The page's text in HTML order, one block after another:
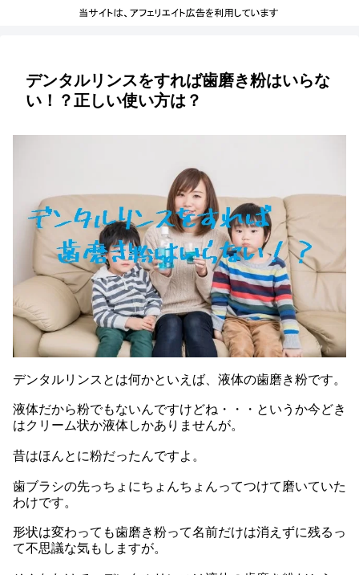
デンタルリンスをすれば歯磨き粉はいらな
い！？正しい使い方は？
デンタルリンスとは何かといえば、液体の歯磨き粉です。
液体だから粉でもないんですけどね・・・というか今どき
はクリーム状か液体しかありませんが。
昔はほんとに粉だったんですよ。
歯ブラシの先っちょにちょんちょんってつけて磨いていた
わけです。
形状は変わっても歯磨き粉って名前だけは消えずに残るっ
て不思議な気もしますが。